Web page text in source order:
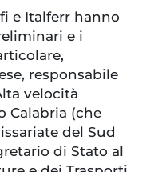
e Italferr hanno
e i
responsabile
velocità
Calabria (che
del Sud
di Stato al